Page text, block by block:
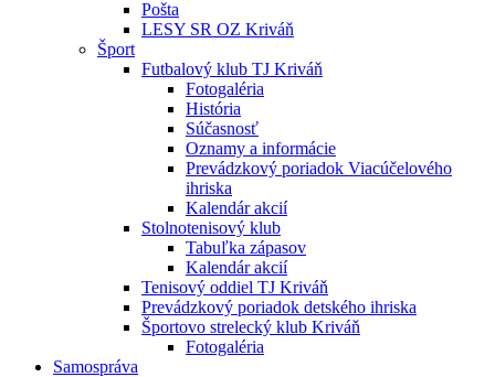
Pošta
LESY SR OZ Kriváň
Šport
Futbalový klub TJ Kriváň
Fotogaléria
História
Súčasnosť
Oznamy a informácie
Prevádzkový poriadok Viacúčelového
ihriska
Kalendár akcií
Stolnotenisový klub
Tabuľka zápasov
Kalendár akcií
Tenisový oddiel TJ Kriváň
Prevádzkový poriadok detského ihriska
Športovo strelecký klub Kriváň
Fotogaléria
Samospráva